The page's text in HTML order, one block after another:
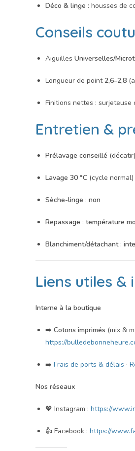
Déco & linge : housses de
Conseils
Aiguilles Universelles/
Longueur de point 2,6–2,8
Finitions nettes : surjeteuse
Entretien &
Prélavage conseillé
Lavage 30 °C (cycle normal)
Sèche-linge : non
Repassage : température
Blanchiment/détachant:
Liens utiles &
Interne à la boutique
➡️ Cotons imprimés (mix &
https://
➡️ Frais de ports & délais ·
Nos réseaux
💖 Instagram : https://
👍 Facebook : https://